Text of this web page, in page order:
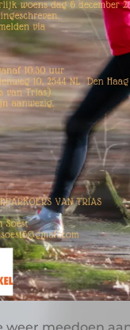
meedoen